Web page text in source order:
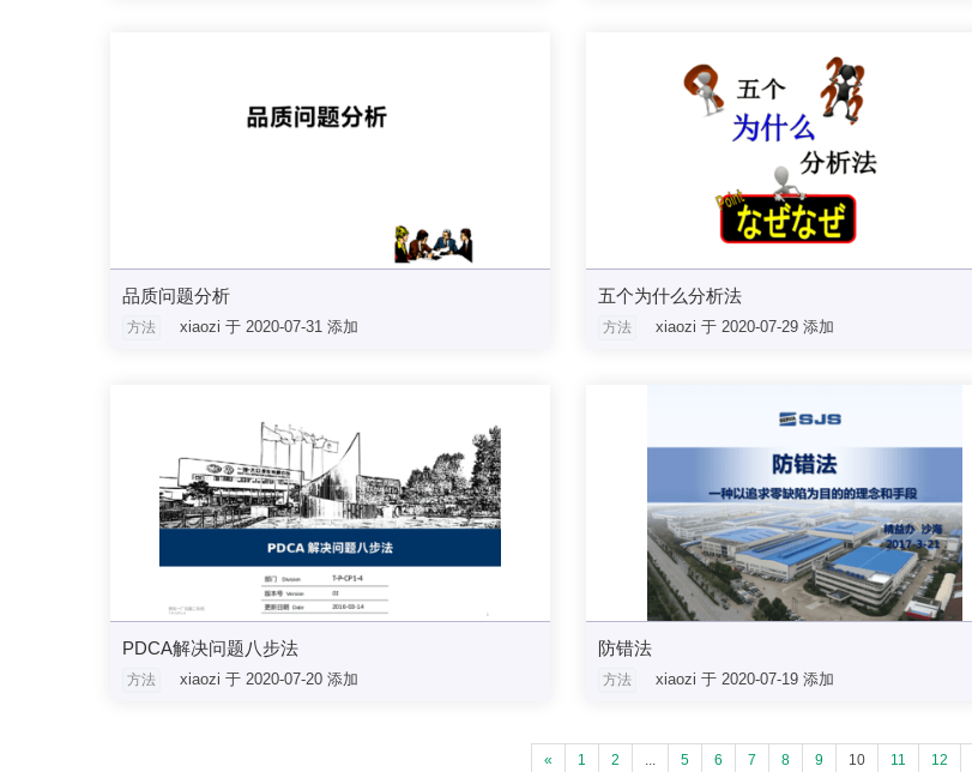
品质问题分析
方法 xiaozi 于 2020-07-31 添加
五个为什么分析法
方法 xiaozi 于 2020-07-29 添加
PDCA解决问题八步法
方法 xiaozi 于 2020-07-20 添加
防错法
方法 xiaozi 于 2020-07-19 添加
« 1 2 ... 5 6 7 8 9 10 11 12